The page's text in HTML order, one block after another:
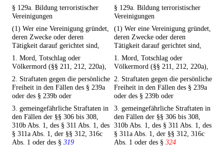
§ 129a. Bildung terroristischer
Vereinigungen
§ 129a. Bildung terroristischer
Vereinigungen
(1) Wer eine Vereinigung gründet,
deren Zwecke oder deren
Tätigkeit darauf gerichtet sind,
(1) Wer eine Vereinigung gründet,
deren Zwecke oder deren
Tätigkeit darauf gerichtet sind,
1. Mord, Totschlag oder
Völkermord (§§ 211, 212, 220a),
1. Mord, Totschlag oder
Völkermord (§§ 211, 212, 220a),
2. Straftaten gegen die persönliche
Freiheit in den Fällen des § 239a
oder des § 239b oder
2. Straftaten gegen die persönliche
Freiheit in den Fällen des § 239a
oder des § 239b oder
3. gemeingefährliche Straftaten in
den Fällen der §§ 306 bis 308,
310b Abs. 1, des § 311 Abs. 1, des
§ 311a Abs. 1, der §§ 312, 316c
Abs. 1 oder des § 319
3. gemeingefährliche Straftaten in
den Fällen der §§ 306 bis 308,
310b Abs. 1, des § 311 Abs. 1, des
§ 311a Abs. 1, der §§ 312, 316c
Abs. 1 oder des § 324